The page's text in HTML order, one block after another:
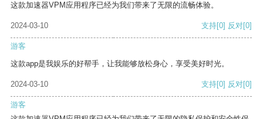
这款加速器VPM应用程序已经为我们带来了无限的流畅体验。
2024-03-10 支持[0] 反对[0]
游客
这款app是我娱乐的好帮手，让我能够放松身心，享受美好时光。
2024-03-10 支持[0] 反对[0]
游客